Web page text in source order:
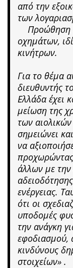
από την
των
Προώθηση
οχημάτων,
κινήτρων.
Για το θέμα
διευθυντής
Ελλάδα έχει
μείωση της
των
σημειώνει
να
άλλων με την
ενέργειας.
ότι οι
υποδομές
την ανάγκη
εφοδιασμού,
κινδύνους
στοιχείων» .